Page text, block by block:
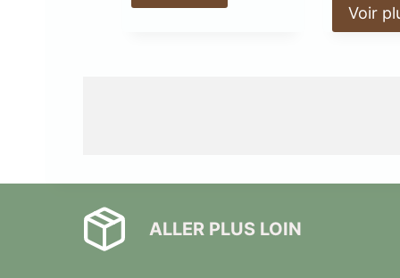
2
0
Voir
ALLER PLUS LOIN